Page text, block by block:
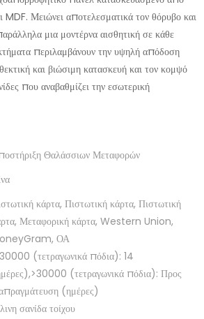
MDF. Μειώνει αποτελεσματικά τον θόρυβο και
μια μοντέρνα αισθητική σε κάθε
περιλαμβάνουν την υψηλή απόδοση
και βιώσιμη κατασκευή και τον κομψό
που αναβαθμίζει την εσωτερική
Θαλάσσιων Μεταφορών
κάρτα, Πιστωτική κάρτα, Πιστωτική
Μεταφορική κάρτα, Western Union,
ΟΑ
(τετραγωνικά πόδια): 14
(τετραγωνικά πόδια): Προς
(ημέρες)
σανίδα τοίχου